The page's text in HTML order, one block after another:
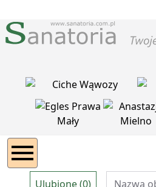
Ulubione (0)